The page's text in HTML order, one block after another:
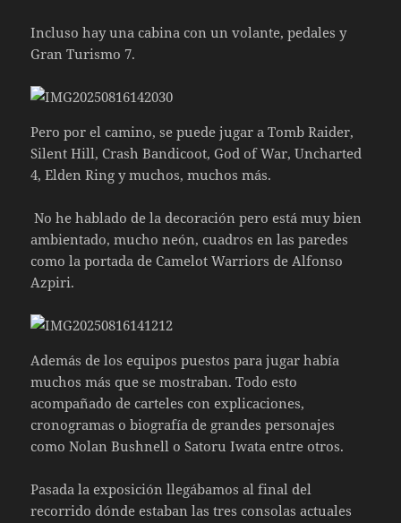
Incluso hay una cabina con un volante, pedales y
Gran Turismo 7.
Pero por el camino, se puede jugar a Tomb Raider,
Silent Hill, Crash Bandicoot, God of War, Uncharted
4, Elden Ring y muchos, muchos más.
No he hablado de la decoración pero está muy bien
ambientado, mucho neón, cuadros en las paredes
como la portada de Camelot Warriors de Alfonso
Azpiri.
Además de los equipos puestos para jugar había
muchos más que se mostraban. Todo esto
acompañado de carteles con explicaciones,
cronogramas o biografía de grandes personajes
como Nolan Bushnell o Satoru Iwata entre otros.
Pasada la exposición llegábamos al final del
recorrido dónde estaban las tres consolas actuales